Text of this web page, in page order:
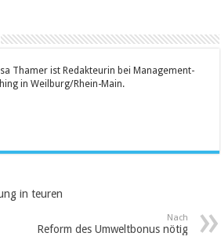
Thamer ist Redakteurin bei Management-
in Weilburg/Rhein-Main.
in teuren
Nach
Reform des Umweltbonus nötig